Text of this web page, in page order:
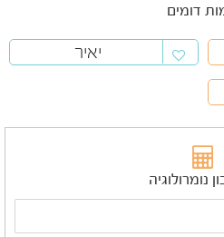
דומים
יאיר
נומרולוגיה